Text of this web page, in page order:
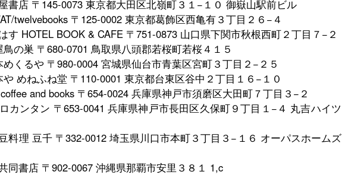
書店 〒145-0073 東京都大田区北嶺町３１−１０ 御嶽山駅前ビル
twelvebooks 〒125-0002 東京都葛飾区西亀有３丁目２６−４
す HOTEL BOOK & CAFE 〒751-0873 山口県下関市秋根西町２丁目７−２
の巣 〒680-0701 鳥取県八頭郡若桜町若桜４１５
くるや 〒980-0004 宮城県仙台市青葉区宮町３丁目２−２５
めねふね堂 〒110-0001 東京都台東区谷中２丁目１６−１０
and books 〒654-0024 兵庫県神戸市須磨区大田町７丁目３−２
カンタン 〒653-0041 兵庫県神戸市長田区久保町９丁目１−４ 丸吉ハイツ
料理 豆千 〒332-0012 埼玉県川口市本町３丁目３−１６ オーパスホームズ
同書店 〒902-0067 沖縄県那覇市安里３８１ 1,c